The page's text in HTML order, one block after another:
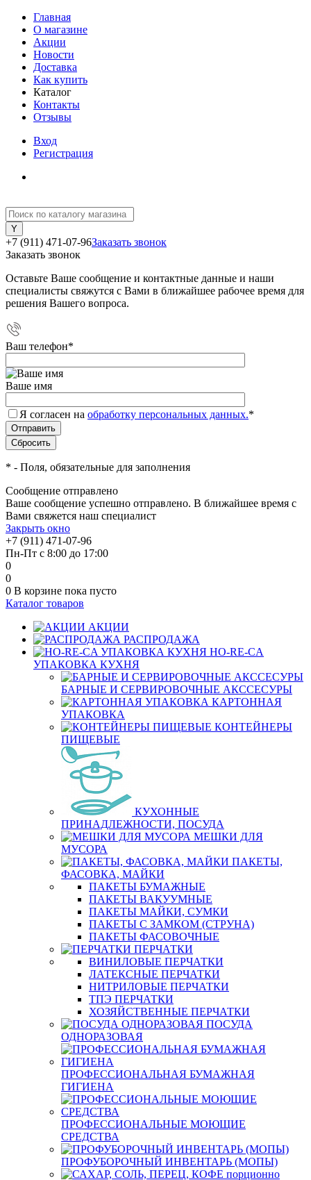
Главная
О магазине
Акции
Новости
Доставка
Как купить
Каталог
Контакты
Отзывы
Вход
Регистрация
+7 (911) 471-07-96Заказать звонок
Заказать звонок
Оставьте Ваше сообщение и контактные данные и наши
специалисты свяжутся с Вами в ближайшее рабочее время для
решения Вашего вопроса.
Ваш телефон*
Ваше имя
Я согласен на обработку персональных данных.*
* - Поля, обязательные для заполнения
Сообщение отправлено
Ваше сообщение успешно отправлено. В ближайшее время с
Вами свяжется наш специалист
Закрыть окно
+7 (911) 471-07-96
Пн-Пт с 8:00 до 17:00
0
0
0 В корзине пока пусто
Каталог товаров
АКЦИИ
РАСПРОДАЖА
HO-RE-CA
УПАКОВКА КУХНЯ
БАРНЫЕ И СЕРВИРОВОЧНЫЕ АКССЕСУРЫ
КАРТОННАЯ
УПАКОВКА
КОНТЕЙНЕРЫ
ПИЩЕВЫЕ
КУХОННЫЕ
ПРИНАДЛЕЖНОСТИ, ПОСУДА
МЕШКИ ДЛЯ
МУСОРА
ПАКЕТЫ,
ФАСОВКА, МАЙКИ
ПАКЕТЫ БУМАЖНЫЕ
ПАКЕТЫ ВАКУУМНЫЕ
ПАКЕТЫ МАЙКИ, СУМКИ
ПАКЕТЫ С ЗАМКОМ (СТРУНА)
ПАКЕТЫ ФАСОВОЧНЫЕ
ПЕРЧАТКИ
ВИНИЛОВЫЕ ПЕРЧАТКИ
ЛАТЕКСНЫЕ ПЕРЧАТКИ
НИТРИЛОВЫЕ ПЕРЧАТКИ
ТПЭ ПЕРЧАТКИ
ХОЗЯЙСТВЕННЫЕ ПЕРЧАТКИ
ПОСУДА
ОДНОРАЗОВАЯ
ПРОФЕССИОНАЛЬНАЯ БУМАЖНАЯ
ГИГИЕНА
ПРОФЕССИОНАЛЬНЫЕ МОЮЩИЕ
СРЕДСТВА
ПРОФУБОРОЧНЫЙ ИНВЕНТАРЬ (МОПЫ)